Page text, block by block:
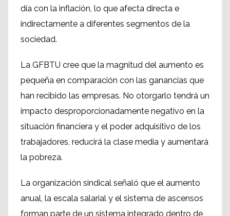
día con la inflación, lo que afecta directa e
indirectamente a diferentes segmentos de la
sociedad.
La GFBTU cree que la magnitud del aumento es
pequeña en comparación con las ganancias que
han recibido las empresas. No otorgarlo tendrá un
impacto desproporcionadamente negativo en la
situación financiera y el poder adquisitivo de los
trabajadores, reducirá la clase media y aumentará
la pobreza.
La organización sindical señaló que el aumento
anual, la escala salarial y el sistema de ascensos
forman parte de un sistema integrado dentro de